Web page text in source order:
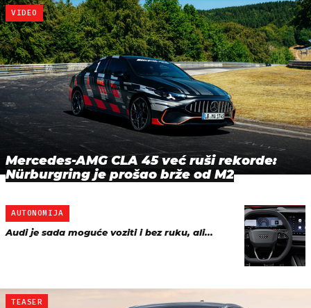
VIDEO
Mercedes-AMG CLA 45 već ruši rekorde:
Nürburgring je prošao brže od M2
AUTONOMIJA
Audi je sada moguće voziti i bez ruku, ali...
TEASER